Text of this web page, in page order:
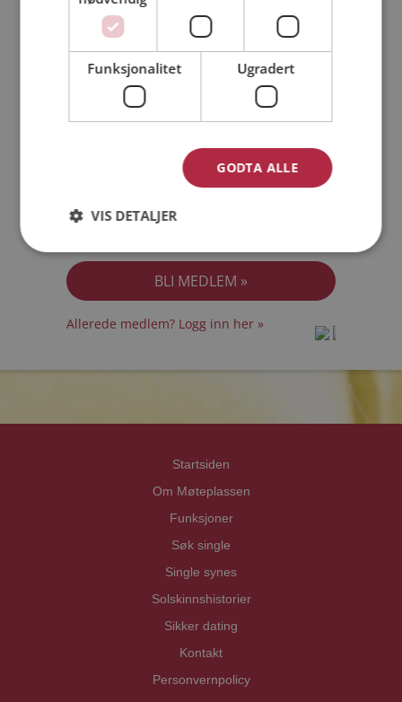
Min alder:
Jeg akseptererMedlemsvilkårene
Allerede medlem? Logg inn her »
Startsiden
Om Møteplassen
Funksjoner
Søk single
Single synes
Solskinnshistorier
Sikker dating
Kontakt
Personvernpolicy
Funksjonalitet Ugradert
GODTA ALLE
VIS DETALJER